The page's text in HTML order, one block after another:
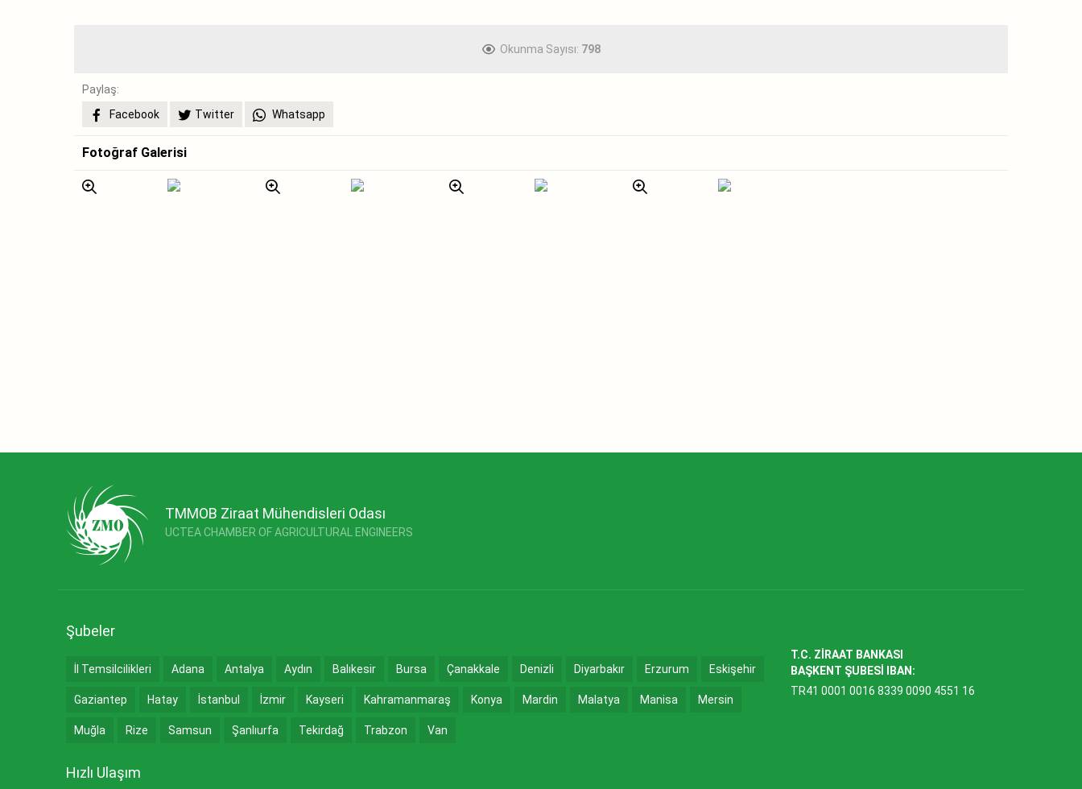
Okunma Sayısı: 798
Paylaş:
Facebook
Twitter Whatsapp
Fotoğraf Galerisi
TMMOB Ziraat Mühendisleri Odası
UCTEA CHAMBER OF AGRICULTURAL ENGINEERS
Şubeler
İl Temsilcilikleri Adana Antalya Aydın Balıkesir Bursa Çanakkale Denizli Diyarbakır Erzurum Eskişehir
Gaziantep Hatay İstanbul İzmir Kayseri Kahramanmaraş Konya Mardin Malatya Manisa Mersin
Muğla Rize Samsun Şanlıurfa Tekirdağ Trabzon Van
Hızlı Ulaşım
T.C. ZİRAAT BANKASI
BAŞKENT ŞUBESİ IBAN:
TR41 0001 0016 8339 0090 4551 16